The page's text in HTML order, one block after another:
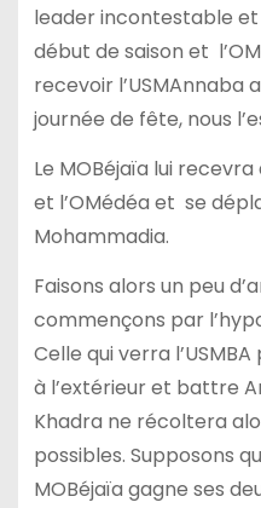
leader incontestable
début de saison et
recevoir l’USMAnnaba
journée de fête, nous
Le MOBéjaïa lui recevra
et l’OMédéa et se
Mohammadia.
Faisons alors un peu
commençons par
Celle qui verra
à l’extérieur et battre
Khadra ne récoltera
possibles. Supposons
MOBéjaïa gagne ses